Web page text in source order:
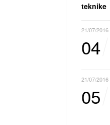
teknike
21/07/2016
04
21/07/2016
05